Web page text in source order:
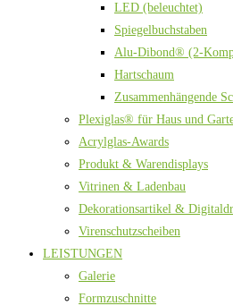
LED (beleuchtet)
Spiegelbuchstaben
Alu-Dibond® (2-
Hartschaum
Zusammenhängende
Plexiglas® für Haus und
Acrylglas-Awards
Produkt & Warendisplays
Vitrinen & Ladenbau
Dekorationsartikel &
Virenschutzscheiben
LEISTUNGEN
Galerie
Formzuschnitte